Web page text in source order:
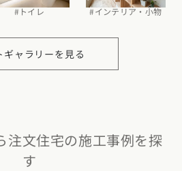
#トイレ #インテリア・小物
ギャラリーを見る
注文住宅の施工事例を探
す